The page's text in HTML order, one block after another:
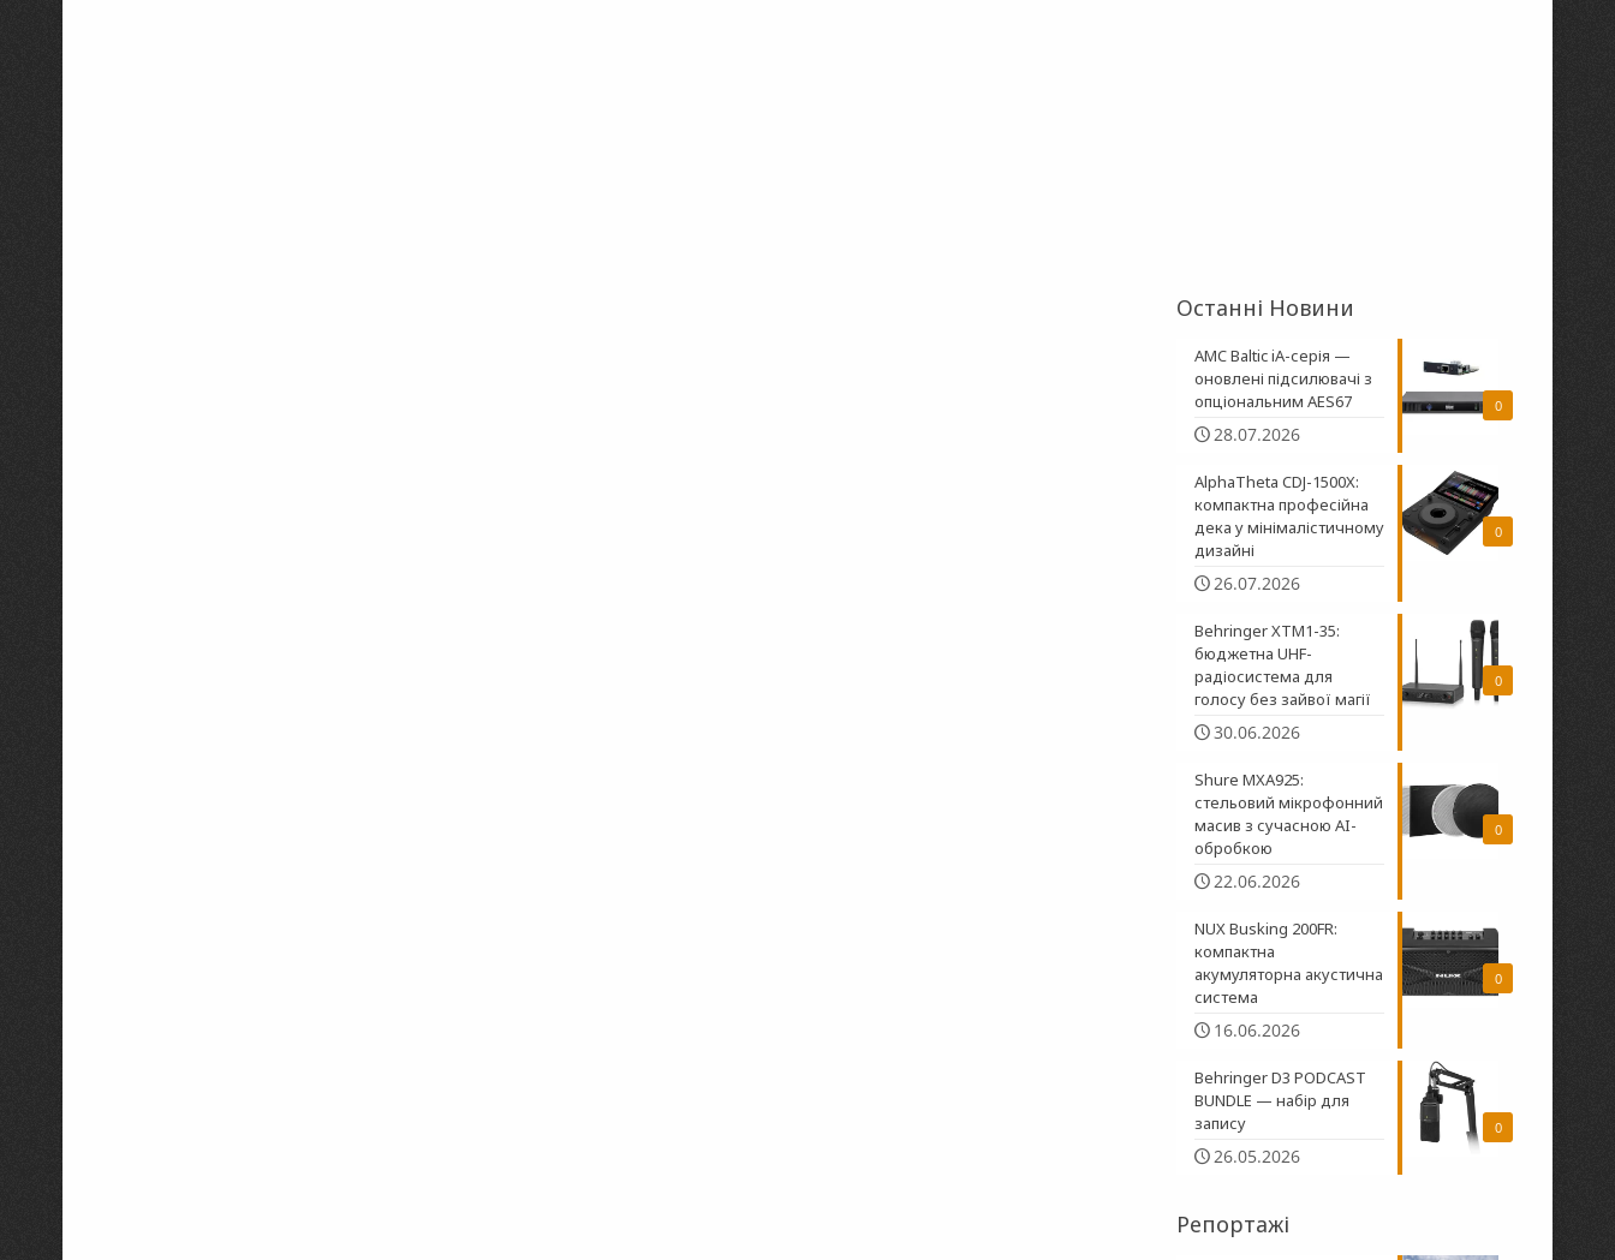
Останні Новини
0
AMC Baltic iA-серія —
оновлені підсилювачі з
опціональним AES67
28.07.2026
0
AlphaTheta CDJ-1500X:
компактна професійна
дека у мінімалістичному
дизайні
26.07.2026
0
Behringer XTM1-35:
бюджетна UHF-
радіосистема для
голосу без зайвої магії
30.06.2026
0
Shure MXA925:
стельовий мікрофонний
масив з сучасною AI-
обробкою
22.06.2026
0
NUX Busking 200FR:
компактна
акумуляторна акустична
система
16.06.2026
0
Behringer D3 PODCAST
BUNDLE — набір для
запису
26.05.2026
Репортажі